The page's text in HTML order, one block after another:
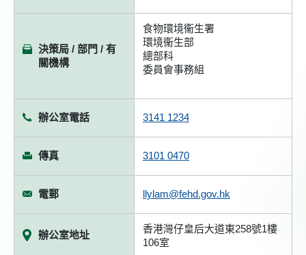
決策局 / 部門 / 有
關機構
食物環境衞生署
環境衞生部
總部科
委員會事務組
辦公室電話 3141 1234
傳真 3101 0470
電郵 llylam@fehd.gov.hk
辦公室地址
香港灣仔皇后大道東258號1樓
106室